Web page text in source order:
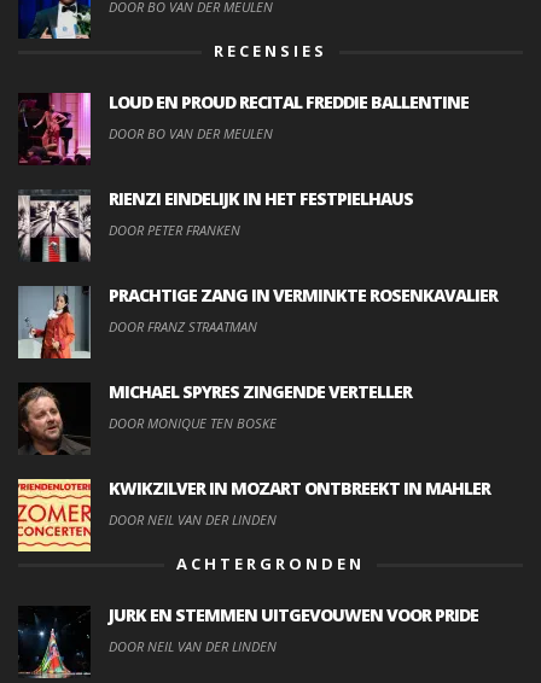
DOOR BO VAN DER MEULEN
RECENSIES
LOUD EN PROUD RECITAL FREDDIE BALLENTINE
DOOR BO VAN DER MEULEN
RIENZI EINDELIJK IN HET FESTPIELHAUS
DOOR PETER FRANKEN
PRACHTIGE ZANG IN VERMINKTE ROSENKAVALIER
DOOR FRANZ STRAATMAN
MICHAEL SPYRES ZINGENDE VERTELLER
DOOR MONIQUE TEN BOSKE
KWIKZILVER IN MOZART ONTBREEKT IN MAHLER
DOOR NEIL VAN DER LINDEN
ACHTERGRONDEN
JURK EN STEMMEN UITGEVOUWEN VOOR PRIDE
DOOR NEIL VAN DER LINDEN